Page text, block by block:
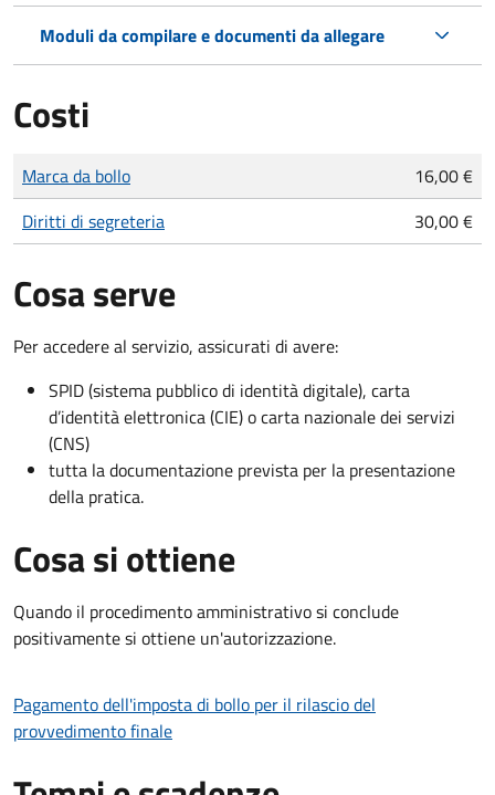
Moduli da compilare e documenti da allegare
Costi
Tipo di pagamento
Importo
Marca da bollo
16,00 €
Diritti di segreteria
30,00 €
Cosa serve
Per accedere al servizio, assicurati di avere:
SPID (sistema pubblico di identità digitale), carta
d’identità elettronica (CIE) o carta nazionale dei servizi
(CNS)
tutta la documentazione prevista per la presentazione
della pratica.
Cosa si ottiene
Quando il procedimento amministrativo si conclude
positivamente si ottiene un'autorizzazione.
Pagamento dell'imposta di bollo per il rilascio del
provvedimento finale